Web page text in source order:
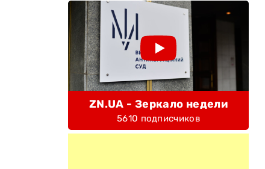
ZN.UA - Зеркало недели
5610 подписчиков